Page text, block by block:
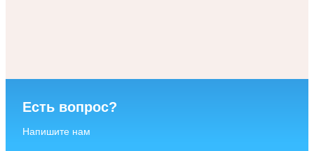
Есть вопрос?
Напишите нам